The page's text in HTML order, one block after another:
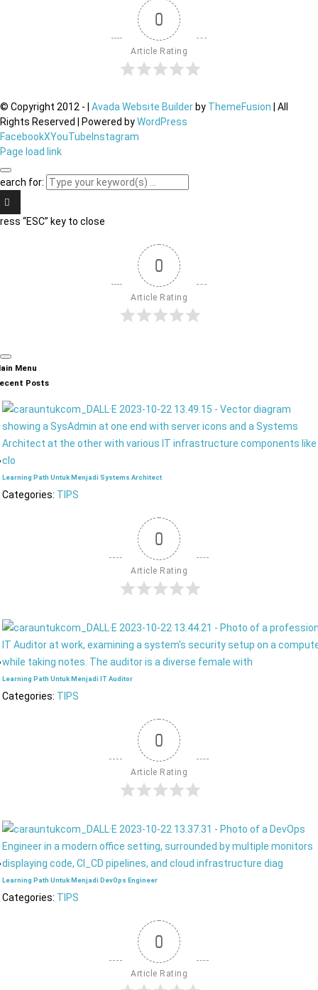
0
Article Rating
© Copyright 2012 - Avada Website Builder by ThemeFusion | All
Rights Reserved | Powered byWordPress
FacebookXYouTube Instagram
Page load link
for:
“ESC” key to close
0
Article Rating
Menu
Posts
Learning Path Untuk Menjadi Systems Architect
Categories: TIPS
0
Article Rating
Learning Path Untuk Menjadi IT Auditor
Categories: TIPS
0
Article Rating
Learning Path Untuk Menjadi DevOps Engineer
Categories: TIPS
0
Article Rating